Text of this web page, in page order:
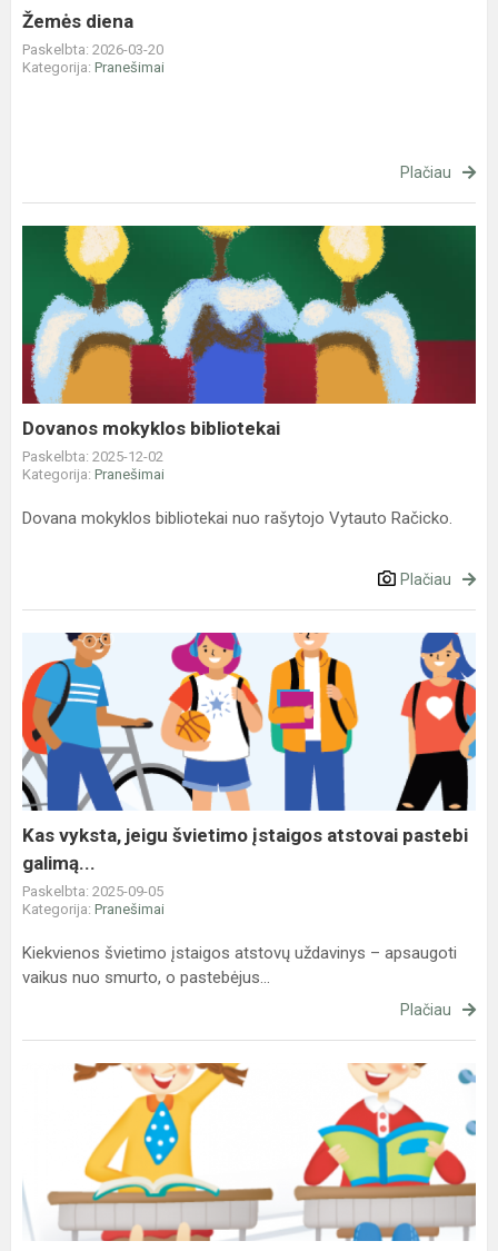
Žemės diena
Paskelbta: 2026-03-20
Kategorija: Pranešimai
Plačiau
Dovanos
mokyklos
bibliotekai
Dovanos mokyklos bibliotekai
Paskelbta: 2025-12-02
Kategorija: Pranešimai
Dovana mokyklos bibliotekai nuo rašytojo Vytauto Račicko.
Plačiau
vyksta,
jeigu
švietimo
įstaigos
atstovai
pastebi
galimą...
Kas vyksta, jeigu švietimo įstaigos atstovai pastebi
galimą...
Paskelbta: 2025-09-05
Kategorija: Pranešimai
Kiekvienos švietimo įstaigos atstovų uždavinys – apsaugoti
vaikus nuo smurto, o pastebėjus...
Plačiau
Skelbiame
ų
klasių
sąrašus